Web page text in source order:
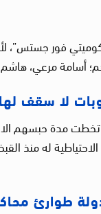
فور جستس”،
مرعي، هاشم
وبمطالعة الأوراق، وُجد أن 11
له منذ